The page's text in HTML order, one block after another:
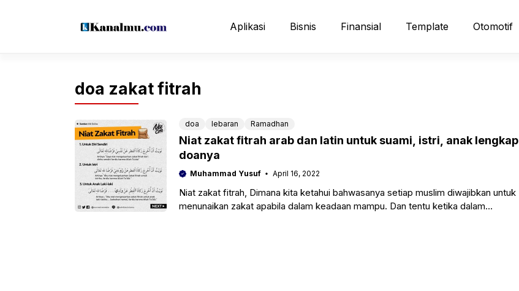
Aplikasi Bisnis Finansial Template Otomotif
doa zakat fitrah
doa lebaran Ramadhan
Niat zakat fitrah arab dan latin untuk suami, istri, anak lengkap
doanya
Muhammad Yusuf April 16, 2022
Niat zakat fitrah, Dimana kita ketahui bahwasanya setiap muslim diwajibkan untuk
menunaikan zakat apabila dalam keadaan mampu. Dan tentu ketika dalam